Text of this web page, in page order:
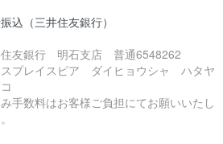
込（三井住友銀行）
住友銀行 明石支店 普通6548262
スプレイスピア ダイヒョウシャ ハタヤ
手数料はお客様ご負担にてお願いいたし